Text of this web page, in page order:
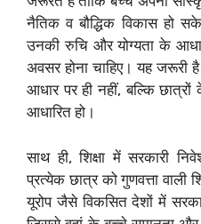
नैतिक व बौद्धिक विकास हो
उनकी रुचि और योग्यता के
अवसर होना चाहिए। यह जरूरी
आधार पर ही नहीं, बल्कि
आधारित हो।
साथ ही, शिक्षा में सरकारी
प्रत्येक छात्र को गुणवत्ता
यूरोप जैसे विकसित देशों में